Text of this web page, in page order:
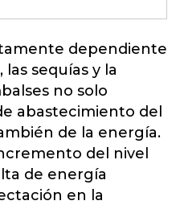
dependiente
sequías y la
no solo
abastecimiento del
de la energía.
del nivel
de energía
en la